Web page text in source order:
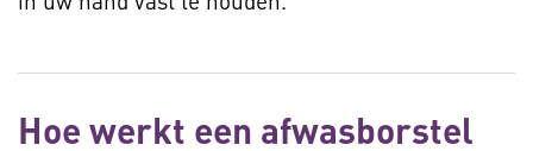
Hoe werkt een afwasborstel